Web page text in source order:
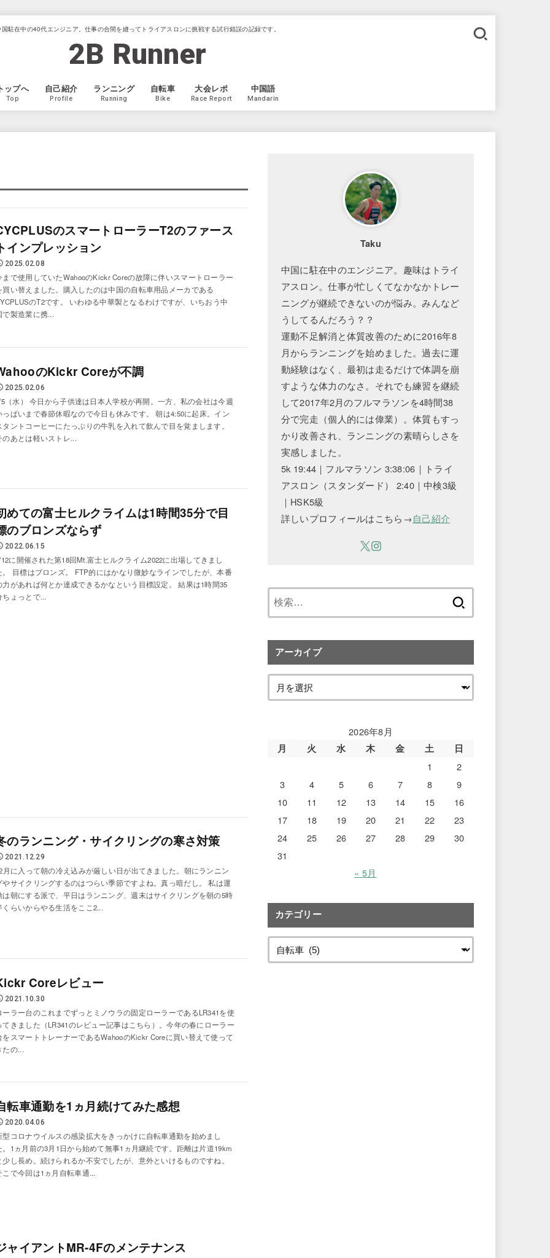
国駐在中の40代エンジニア。仕事の合間を縫ってトライアスロンに挑戦する試行錯誤の記録です。
2B Runner
ップへ
Top
自己紹介
Profile
ランニング
Running
自転車
Bike
大会レポ
Race Report
中国語
Mandarin
のスマートローラーT2のファース
インプレッション
2025.02.08
まで使用していたWahooのKickr Coreの故障に伴いスマートローラー
買い替えました。購入したのは中国の自転車用品メーカである
のT2です。 いわゆる中華製となるわけですが、いちおう中
で製造業に携...
のKickr Coreが不調
2025.02.06
（水） 今日から子供達は日本人学校が再開。一方、私の会社は今週
っぱいまで春節休暇なので今日も休みです。 朝は4:50に起床。イン
タントコーヒーにたっぷりの牛乳を入れて飲んで目を覚まします。
のあとは軽いストレ...
めての富士ヒルクライムは1時間35分で目
のブロンズならず
2022.06.15
に開催された第18回Mt.富士ヒルクライム2022に出場してきまし
。 目標はブロンズ。 FTP的にはかなり微妙なラインでしたが、本番
力があれば何とか達成できるかなという目標設定。 結果は1時間35
ちょっとで...
のランニング・サイクリングの寒さ対策
2021.12.29
月に入って朝の冷え込みが厳しい日が出てきました。朝にランニン
やサイクリングするのはつらい季節ですよね。真っ暗だし。 私は運
は朝にする派で、平日はランニング、週末はサイクリングを朝の5時
くらいからやる生活をここ2...
Coreレビュー
2021.10.30
ーラー台のこれまでずっとミノウラの固定ローラーであるLR341を使
てきました（LR341のレビュー記事はこちら）。今年の春にローラー
をスマートトレーナーであるWahooのKickr Coreに買い替えて使って
たの...
転車通勤を1ヵ月続けてみた感想
2020.04.06
型コロナウイルスの感染拡大をきっかけに自転車通勤を始めまし
。1ヵ月前の3月1日から始めて無事1ヵ月継続です。距離は片道19km
少し長め。続けられるか不安でしたが、意外といけるものですね。
こで今回は1ヵ月自転車通...
ャイアントMR-4Fのメンテナンス
Taku
中国に駐在中のエンジニア。趣味はトライ
アスロン。仕事が忙しくてなかなかトレー
ニングが継続できないのが悩み。みんなど
うしてるんだろう？？
運動不足解消と体質改善のために2016年8
月からランニングを始めました。過去に運
動経験はなく、最初は走るだけで体調を崩
すような体力のなさ。それでも練習を継続
して2017年2月のフルマラソンを4時間38
分で完走（個人的には偉業）。体質もすっ
かり改善され、ランニングの素晴らしさを
実感しました。
5k 19:44｜フルマラソン 3:38:06｜トライ
アスロン（スタンダード） 2:40｜中検3級
｜HSK5級
詳しいプロフィールはこちら→自己紹介
アーカイブ
2026年8月
月 火 水 木 金 土 日
1
2
3
4 5 6 7 8
9
10
11 12 13 14 15
16
17
18 19 20 21 22
23
24
25 26 27 28 29
30
31
« 5月
カテゴリー